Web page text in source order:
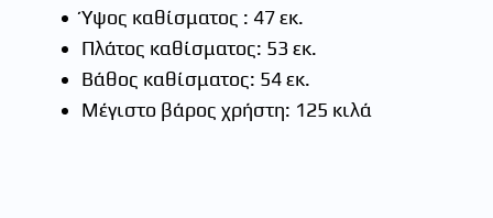
Ύψος καθίσματος : 47 εκ.
Πλάτος καθίσματος: 53 εκ.
Βάθος καθίσματος: 54 εκ.
Μέγιστο βάρος χρήστη: 125 κιλά